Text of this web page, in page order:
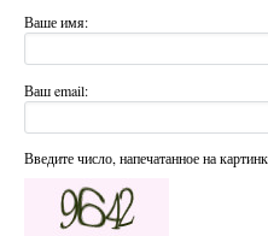
Ваше имя:
Ваш email:
Введите число, напечатанное на